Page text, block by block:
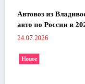
Автовоз из
авто по России в
24.07.2026
Новое